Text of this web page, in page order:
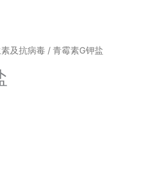
及抗病毒/ 青霉素G钾盐